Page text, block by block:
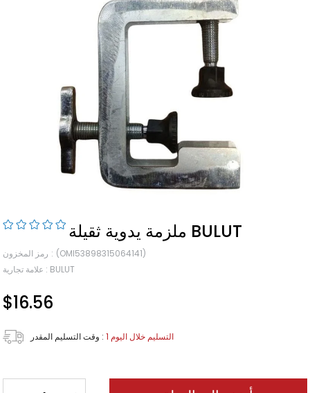
ملزمة يدوية ثقيلة BULUT
رمز المخزون
(OMI53898315064141)
علامة تجارية : BULUT
$16.56
وقت التسليم المقدر : 1 التسليم خلال اليوم